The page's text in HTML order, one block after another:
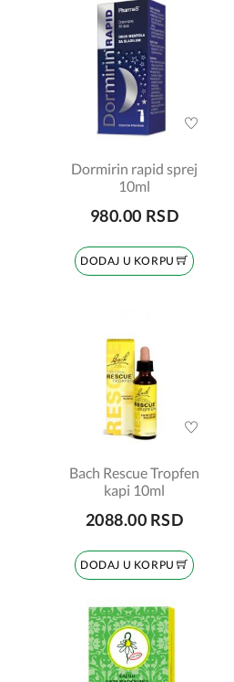
Dormirin rapid sprej
10ml
980.00 RSD
DODAJ U KORPU
Bach Rescue Tropfen
kapi 10ml
2088.00 RSD
DODAJ U KORPU